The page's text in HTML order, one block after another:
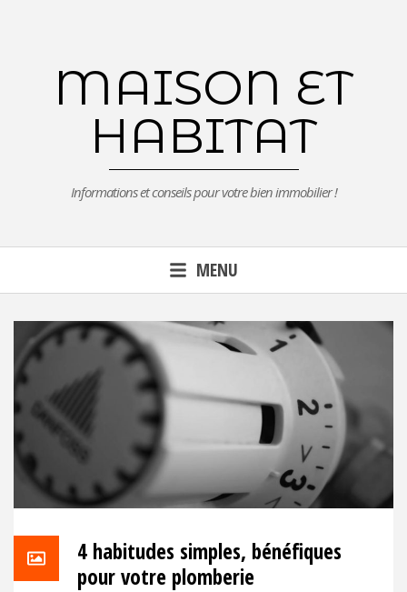
MAISON ET
HABITAT
Informations et conseils pour votre bien immobilier !
MENU
4 habitudes simples, bénéfiques
pour votre plomberie